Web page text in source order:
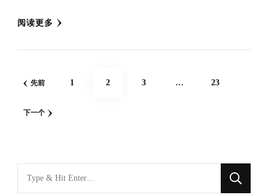
阅读更多
文
分
先前 网1 网
2 网
3 … 网
23
下一个
找
什